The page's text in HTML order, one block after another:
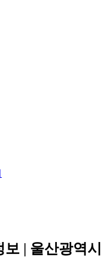
보 | 울산광역시